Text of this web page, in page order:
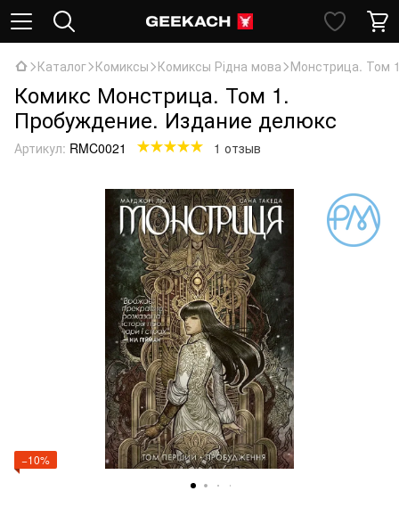
Каталог Комиксы Комиксы Рідна мова Монстрица. Том
Комикс Монстрица. Том 1.
Пробуждение. Издание делюкс
Артикул: RMC0021 1 отзыв
−10%